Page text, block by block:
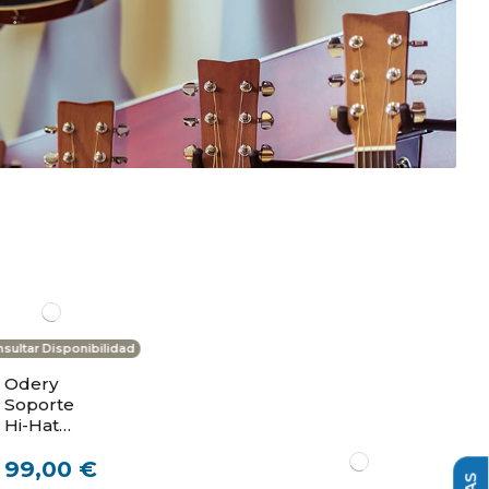
Disponibilidad
Odery
Soporte
Hi-Hat
704IR
99,00 €